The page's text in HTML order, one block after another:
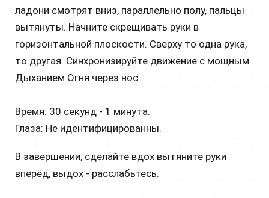
ладони смотрят вниз, параллельно полу, пальцы
вытянуты. Начните скрещивать руки в
горизонтальной плоскости. Сверху то одна рука,
то другая. Синхронизируйте движение с мощным
Дыханием Огня через нос.
Время: 30 секунд - 1 минута.
Глаза: Не идентифицированны.
В завершении, сделайте вдох вытяните руки
вперёд, выдох - расслабьтесь.